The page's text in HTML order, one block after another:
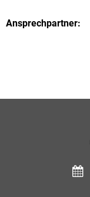
Ansprechpartner: